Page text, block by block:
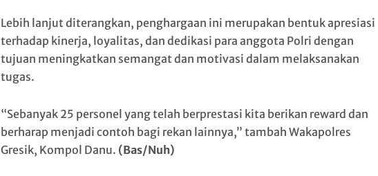
Lebih lanjut diterangkan, penghargaan ini merupakan bentuk apresiasi
terhadap kinerja, loyalitas, dan dedikasi para anggota Polri dengan
tujuan meningkatkan semangat dan motivasi dalam melaksanakan
tugas.
“Sebanyak 25 personel yang telah berprestasi kita berikan reward dan
berharap menjadi contoh bagi rekan lainnya,” tambah Wakapolres
Gresik, Kompol Danu. (Bas/Nuh)